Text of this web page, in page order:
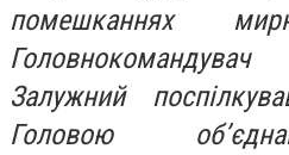
помешканнях
Залужний
Головою